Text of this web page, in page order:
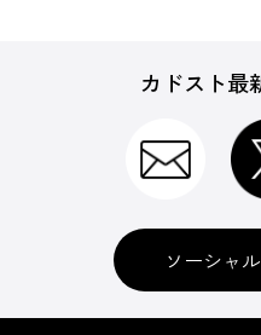
カドスト最
ソーシャ